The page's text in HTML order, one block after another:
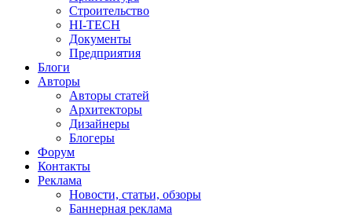
Строительство
HI-TECH
Документы
Предприятия
Блоги
Авторы
Авторы статей
Архитекторы
Дизайнеры
Блогеры
Форум
Контакты
Реклама
Новости, статьи, обзоры
Баннерная реклама